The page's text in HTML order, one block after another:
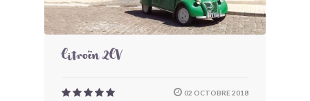
Citroën 2CV
02 OCTOBRE 2018